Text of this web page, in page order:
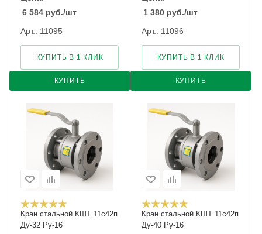
6 584 руб./шт
Арт.: 11095
КУПИТЬ
КУПИТЬ В 1 КЛИК
1 380 руб./шт
Арт.: 11096
КУПИТЬ
КУПИТЬ В 1 КЛИК
Кран стальной КШТ 11с42п
Ду-32 Ру-16
Кран стальной КШТ 11с42п
Ду-40 Ру-16